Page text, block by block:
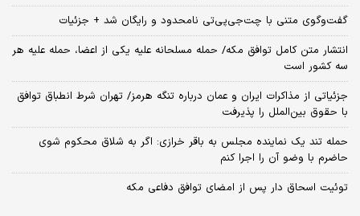
گفت‌وگوی متنی با چت‌جی‌پی‌تی نامحدود و رایگان شد + جزئیات
انتشار متن کامل توافق مکه/ حمله مسلحانه علیه یکی از اعضا، حمله علیه هر
سه کشور است
جزئیاتی از مذاکرات ایران و عمان درباره تنگه هرمز/ تهران شرط انطباق توافق
با حقوق بین‌الملل را پذیرفت
حمله تند یک نماینده مجلس به باقر خرازی: اگر به شلاق محکوم شوی
حاضرم با وضو آن را اجرا کنم
توئیت اسحاق دار پس از امضای توافق دفاعی مکه